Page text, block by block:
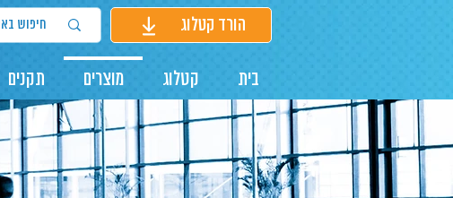
הורד קטלוג
בית קטלוג מוצרים תקנים